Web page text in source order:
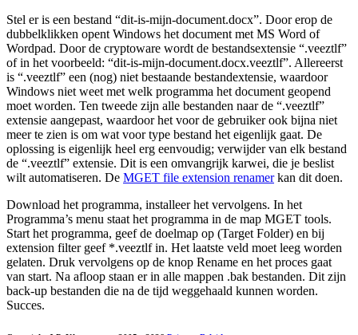
Stel er is een bestand “dit-is-mijn-document.docx”. Door erop de
dubbelklikken opent Windows het document met MS Word of
Wordpad. Door de cryptoware wordt de bestandsextensie “.veeztlf”
of in het voorbeeld: “dit-is-mijn-document.docx.veeztlf”. Allereerst
is “.veeztlf” een (nog) niet bestaande bestandextensie, waardoor
Windows niet weet met welk programma het document geopend
moet worden. Ten tweede zijn alle bestanden naar de “.veeztlf”
extensie aangepast, waardoor het voor de gebruiker ook bijna niet
meer te zien is om wat voor type bestand het eigenlijk gaat. De
oplossing is eigenlijk heel erg eenvoudig; verwijder van elk bestand
de “.veeztlf” extensie. Dit is een omvangrijk karwei, die je beslist
wilt automatiseren. De MGET file extension renamerkan dit doen.
Download het programma, installeer het vervolgens. In het
Programma’s menu staat het programma in de map MGET tools.
Start het programma, geef de doelmap op (Target Folder) en bij
extension filter geef *.veeztlf in. Het laatste veld moet leeg worden
gelaten. Druk vervolgens op de knop Rename en het proces gaat
van start. Na afloop staan er in alle mappen .bak bestanden. Dit zijn
back-up bestanden die na de tijd weggehaald kunnen worden.
Succes.